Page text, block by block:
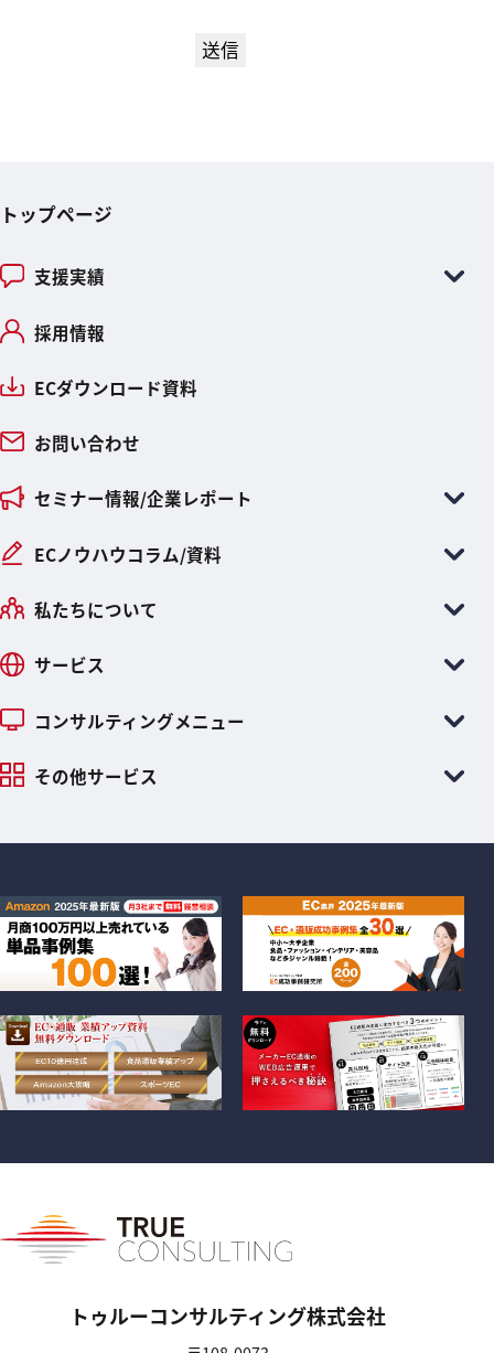
トップページ
支援実績
採用情報
ECダウンロード資料
お問い合わせ
セミナー情報/企業レポート
ECノウハウコラム/資料
私たちについて
サービス
コンサルティングメニュー
その他サービス
トゥルーコンサルティング株式会社